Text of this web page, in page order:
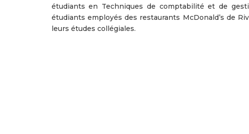
étudiants en Techniques de comptabilité et de
étudiants employés des restaurants McDonald’s de
leurs études collégiales.